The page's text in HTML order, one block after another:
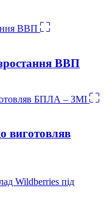
ВВП
виготовляв